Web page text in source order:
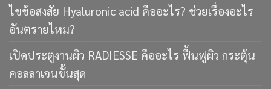
ไขข้อสงสัย Hyaluronic acid คืออะไร? ช่วยเรื่องอะไร
อันตรายไหม?
เปิดประตูงานผิว RADIESSE คืออะไร ฟื้นฟูผิว กระตุ้น
คอลลาเจนขั้นสุด